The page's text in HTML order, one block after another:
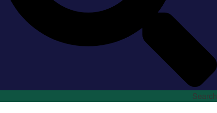
Search